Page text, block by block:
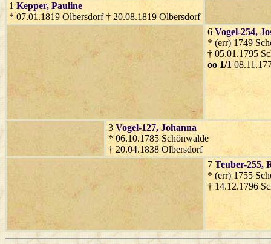
1 Kepper, Pauline
* 07.01.1819 Olbersdorf † 20.08.1819 Olbersdorf
6 Vogel-254,
* (err) 1749
† 05.01.1795
oo 1/1
3 Vogel-127, Johanna
* 06.10.1785 Schönwalde
† 20.04.1838 Olbersdorf
7 Teuber-255,
* (err) 1755
† 14.12.1796